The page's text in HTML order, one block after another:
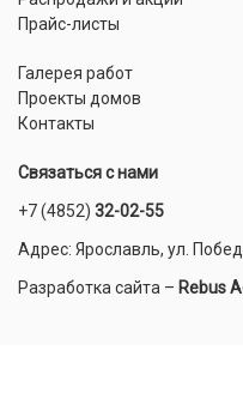
Прайс-листы
Галерея работ
Проекты домов
Контакты
Связаться с нами
+7 (4852) 32-02-55
Адрес: Ярославль, ул.
Разработка сайта – Rebus